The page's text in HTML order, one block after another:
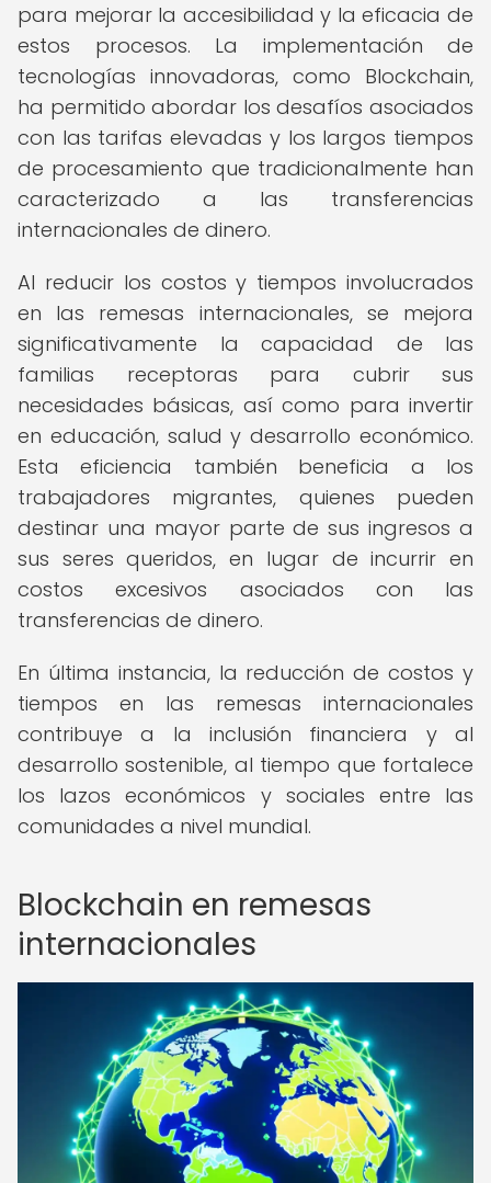
para mejorar la accesibilidad y la eficacia de
estos procesos. La implementación de
tecnologías innovadoras, como Blockchain,
ha permitido abordar los desafíos asociados
con las tarifas elevadas y los largos tiempos
de procesamiento que tradicionalmente han
caracterizado a las transferencias
internacionales de dinero.
Al reducir los costos y tiempos involucrados
en las remesas internacionales, se mejora
significativamente la capacidad de las
familias receptoras para cubrir sus
necesidades básicas, así como para invertir
en educación, salud y desarrollo económico.
Esta eficiencia también beneficia a los
trabajadores migrantes, quienes pueden
destinar una mayor parte de sus ingresos a
sus seres queridos, en lugar de incurrir en
costos excesivos asociados con las
transferencias de dinero.
En última instancia, la reducción de costos y
tiempos en las remesas internacionales
contribuye a la inclusión financiera y al
desarrollo sostenible, al tiempo que fortalece
los lazos económicos y sociales entre las
comunidades a nivel mundial.
Blockchain en remesas
internacionales